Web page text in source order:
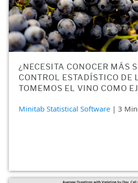
¿NECESITA CONOCER MÁS
CONTROL ESTADÍSTICO DE
TOMEMOS EL VINO COMO
Minitab Statistical Software | 3